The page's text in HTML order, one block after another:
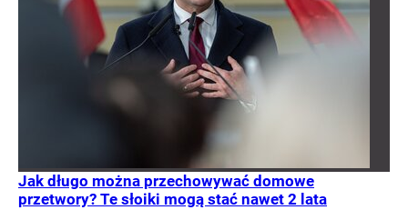
Jak długo można przechowywać domowe
przetwory? Te słoiki mogą stać nawet 2 lata